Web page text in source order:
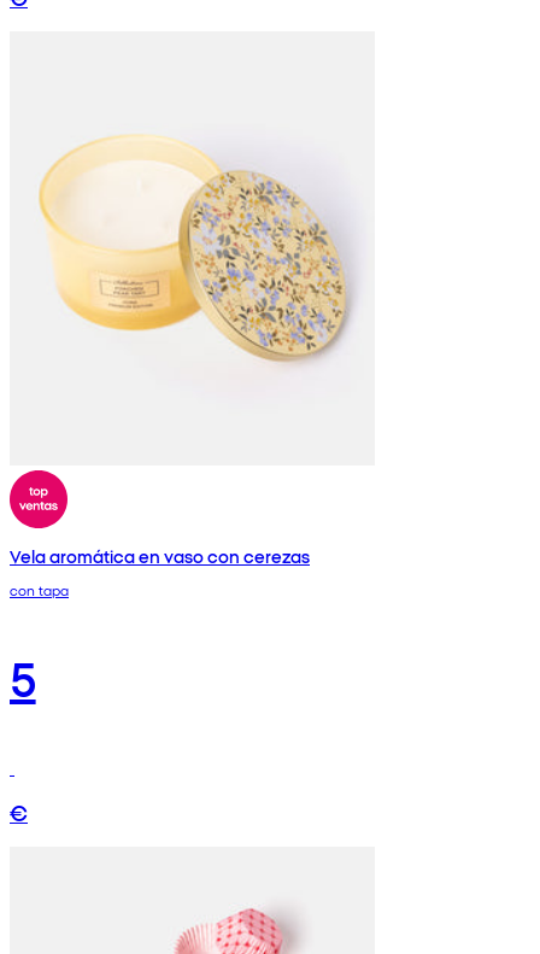
Vela aromática en vaso con cerezas
con tapa
5
€